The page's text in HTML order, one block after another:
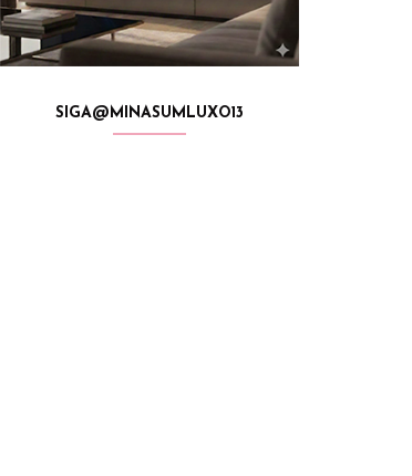
SIGA@MINASUMLUXO13